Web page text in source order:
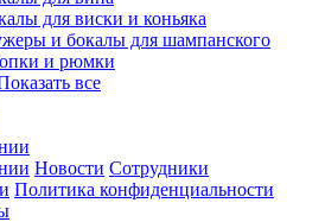
для виски и коньяка
и бокалы для шампанского
и рюмки
все
Новости Сотрудники
Политика конфиденциальности